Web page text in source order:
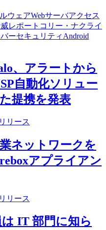
ウェアWebサーバアクセス
レポート コリー・ナクライ
ーセキュリティAndroid
、アラートから
自動化ソリュー
提携を発表
リース
ネットワークを
アプライアン
リース
IT 部門に知ら